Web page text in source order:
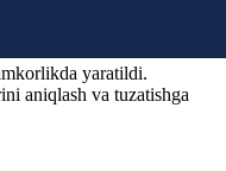
yaratildi.
aniqlash va tuzatishga